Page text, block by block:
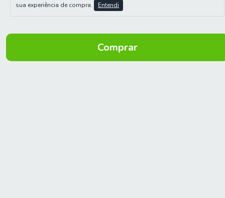
sua experiência de compra.
Entendi